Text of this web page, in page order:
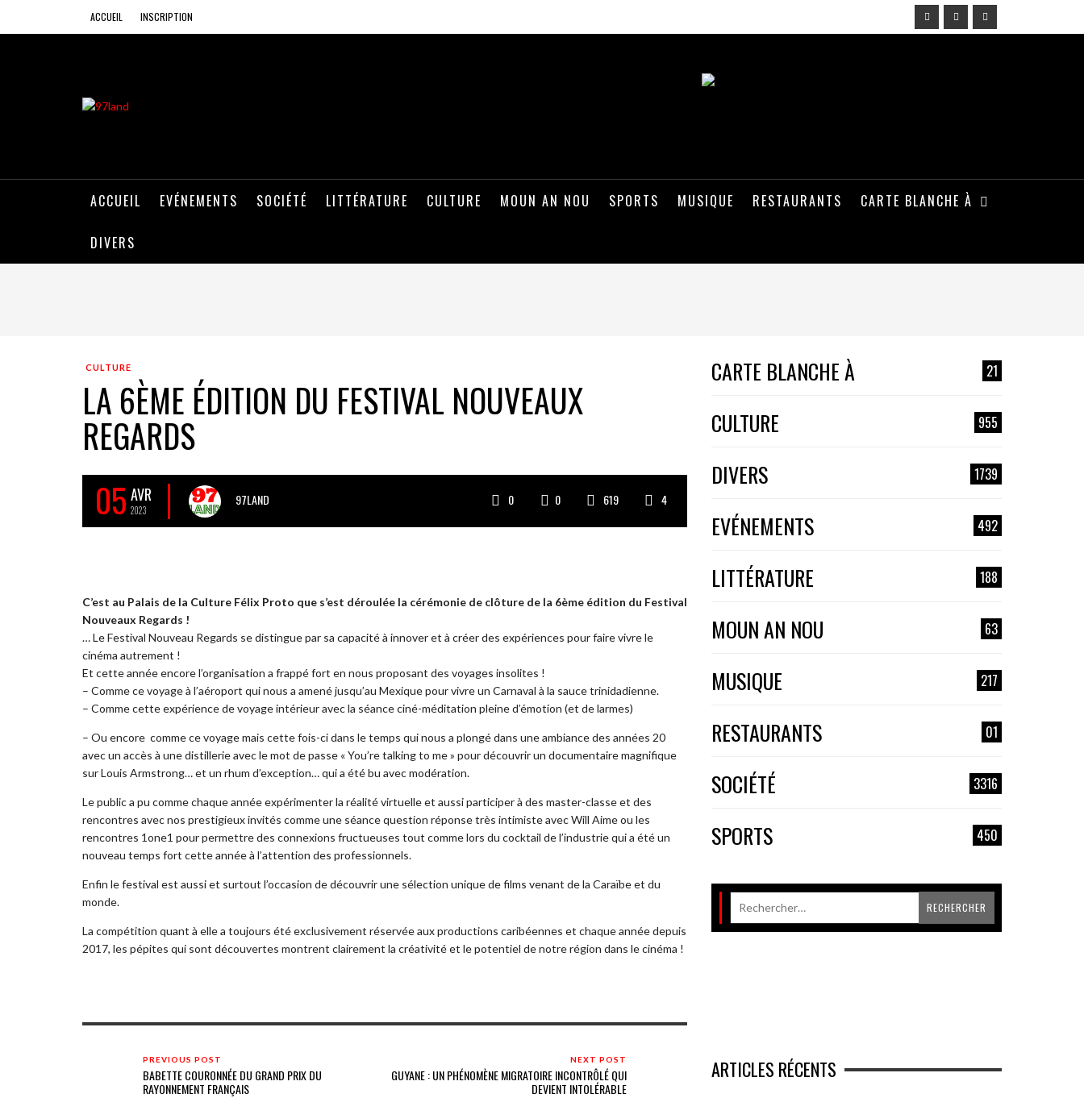
ACCUEIL INSCRIPTION
ACCUEIL EVÉNEMENTS SOCIÉTÉ LITTÉRATURE CULTURE MOUN AN NOU SPORTS MUSIQUE RESTAURANTS CARTE BLANCHE À
DIVERS
CULTURE
LA 6ÈME ÉDITION DU FESTIVAL NOUVEAUX
REGARDS
05 AVR
2023
97LAND 0 0 619 4
C’est au Palais de la Culture Félix Proto que s’est déroulée la cérémonie de clôture de la 6ème édition du Festival
Nouveaux Regards !
… Le Festival Nouveau Regards se distingue par sa capacité à innover et à créer des expériences pour faire vivre le
cinéma autrement !
Et cette année encore l’organisation a frappé fort en nous proposant des voyages insolites !
– Comme ce voyage à l’aéroport qui nous a amené jusqu’au Mexique pour vivre un Carnaval à la sauce trinidadienne.
– Comme cette expérience de voyage intérieur avec la séance ciné-méditation pleine d’émotion (et de larmes)
– Ou encore comme ce voyage mais cette fois-ci dans le temps qui nous a plongé dans une ambiance des années 20
avec un accès à une distillerie avec le mot de passe « You’re talking to me » pour découvrir un documentaire magnifique
sur Louis Armstrong… et un rhum d’exception… qui a été bu avec modération.
Le public a pu comme chaque année expérimenter la réalité virtuelle et aussi participer à des master-classe et des
rencontres avec nos prestigieux invités comme une séance question réponse très intimiste avec Will Aime ou les
rencontres 1one1 pour permettre des connexions fructueuses tout comme lors du cocktail de l’industrie qui a été un
nouveau temps fort cette année à l’attention des professionnels.
Enfin le festival est aussi et surtout l’occasion de découvrir une sélection unique de films venant de la Caraïbe et du
monde.
La compétition quant à elle a toujours été exclusivement réservée aux productions caribéennes et chaque année depuis
2017, les pépites qui sont découvertes montrent clairement la créativité et le potentiel de notre région dans le cinéma !
PREVIOUS POST
BABETTE COURONNÉE DU GRAND PRIX DU
RAYONNEMENT FRANÇAIS
NEXT POST
GUYANE : UN PHÉNOMÈNE MIGRATOIRE INCONTRÔLÉ QUI
DEVIENT INTOLÉRABLE
CARTE BLANCHE À 21
CULTURE 955
DIVERS 1739
EVÉNEMENTS 492
LITTÉRATURE 188
MOUN AN NOU 63
MUSIQUE 217
RESTAURANTS 01
SOCIÉTÉ 3316
SPORTS 450
ARTICLES RÉCENTS